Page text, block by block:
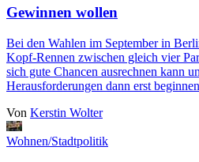
Gewinnen wollen
Bei den Wahlen im September in
Kopf-Rennen zwischen gleich vier
sich gute Chancen ausrechnen kann
Herausforderungen dann erst
Von Kerstin Wolter
Wohnen/Stadtpolitik